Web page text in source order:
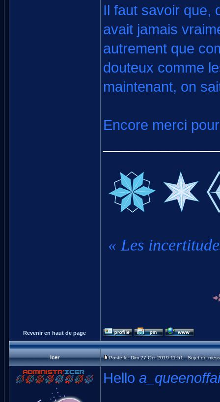
Il faut savoir que,
avait jamais
autrement que
douteux comme
maintenant, on
Encore merci
« Les
Revenir en haut de page
Icer Posté le: Dim 27 Oct 2019 11:51 Sujet du
Hello